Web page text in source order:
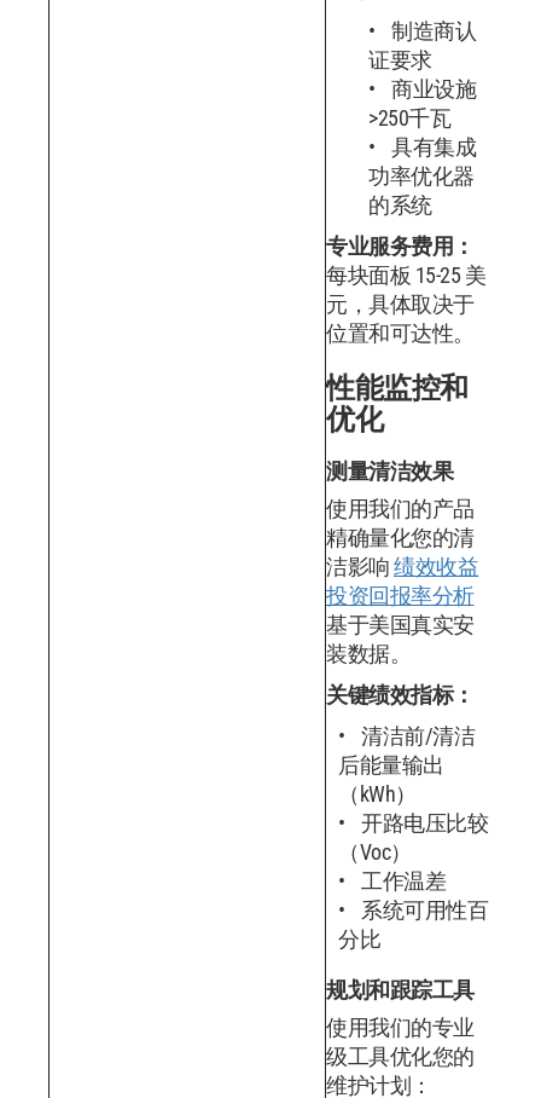
制造商认
证要求
商业设施
>250千瓦
具有集成
功率优化器
的系统
专业服务费用：
每块面板 15-25 美
元，具体取决于
位置和可达性。
性能监控和
优化
测量清洁效果
使用我们的产品
精确量化您的清
洁影响绩效收益
投资回报率分析
基于美国真实安
装数据。
关键绩效指标：
清洁前/清洁
后能量输出
（kWh）
开路电压比较
（Voc）
工作温差
系统可用性百
分比
规划和跟踪工具
使用我们的专业
级工具优化您的
维护计划：